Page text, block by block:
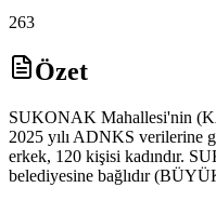
263
Özet
SUKONAK Mahallesi'nin
2025 yılı ADNKS verilerine
erkek, 120 kişisi kadındır.
belediyesine bağlıdır